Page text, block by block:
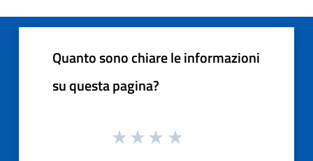
Quanto sono chiare le informazioni
su questa pagina?